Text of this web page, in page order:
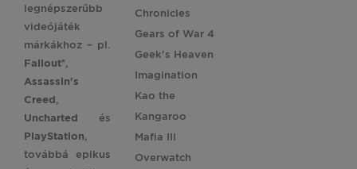
legnépszerűbb
videójáték
márkákhoz – pl.
Fallout®,
Assassin's
Creed,
Uncharted és
PlayStation,
továbbá epikus
Chronicles
Gears of War 4
Geek's Heaven
Imagination
Kao the
Kangaroo
Mafia III
Overwatch